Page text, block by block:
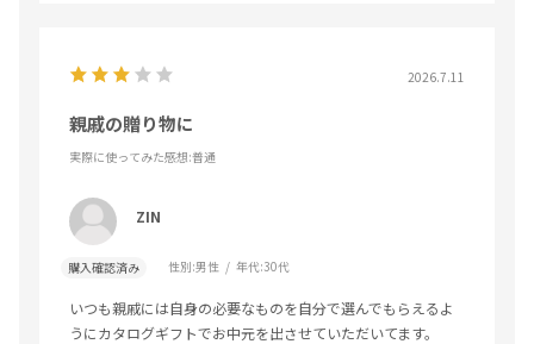
2026.7.11
親戚の贈り物に
実際に使ってみた感想:普通
ZIN
購入確認済み 性別:男性 年代:30代
いつも親戚には自身の必要なものを自分で選んでもらえるよ
うにカタログギフトでお中元を出させていただいてます。